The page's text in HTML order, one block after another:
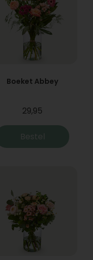
Boeket Abbey
29,95
Bestel